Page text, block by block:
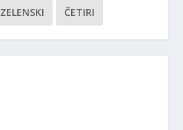
ZELENSKI ČETIRI